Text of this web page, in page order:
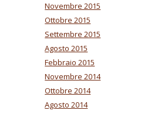
Novembre 2015
Ottobre 2015
Settembre 2015
Agosto 2015
Febbraio 2015
Novembre 2014
Ottobre 2014
Agosto 2014